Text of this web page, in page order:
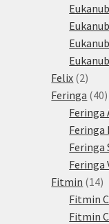
Felix 22
Feringa 4040
Feringa
Feringa
Fitmin 1414
Fitmin
Fitmin